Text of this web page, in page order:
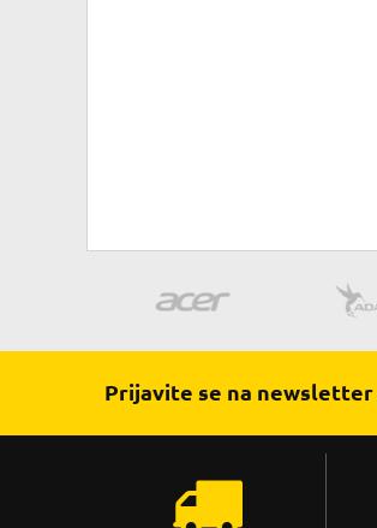
Prijavite se na newsletter